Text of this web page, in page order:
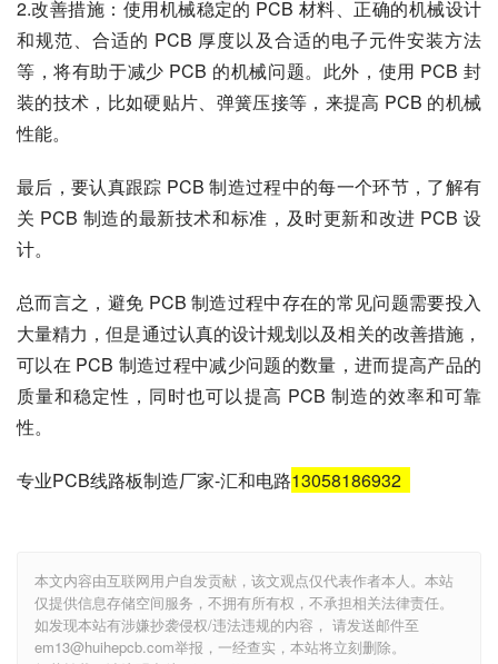
2.改善措施：使用机械稳定的 PCB 材料、正确的机械设计
和规范、合适的 PCB 厚度以及合适的电子元件安装方法
等，将有助于减少 PCB 的机械问题。此外，使用 PCB 封
装的技术，比如硬贴片、弹簧压接等，来提高 PCB 的机械
性能。
最后，要认真跟踪 PCB 制造过程中的每一个环节，了解有
关 PCB 制造的最新技术和标准，及时更新和改进 PCB 设
计。
总而言之，避免 PCB 制造过程中存在的常见问题需要投入
大量精力，但是通过认真的设计规划以及相关的改善措施，
可以在 PCB 制造过程中减少问题的数量，进而提高产品的
质量和稳定性，同时也可以提高 PCB 制造的效率和可靠
性。
专业PCB线路板制造厂家-汇和电路13058186932
本文内容由互联网用户自发贡献，该文观点仅代表作者本人。本站
仅提供信息存储空间服务，不拥有所有权，不承担相关法律责任。
如发现本站有涉嫌抄袭侵权/违法违规的内容， 请发送邮件至
em13@huihepcb.com举报，一经查实，本站将立刻删除。